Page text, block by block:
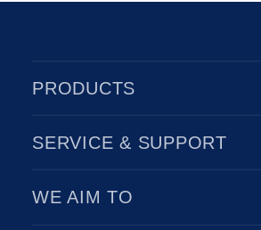
PRODUCTS
SERVICE & SUPPORT
WE AIM TO